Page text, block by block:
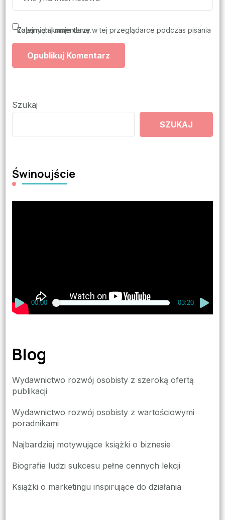
Zapamiętaj moje dane w tej przeglądarce podczas pisania kolejnych komentarzy.
Szukaj
SZUKAJ
Świnoujście
00:00 03:20
Blog
Wydawnictwo rozwój osobisty z szeroką ofertą
publikacji
Wydawnictwo rozwój osobisty z wartościowymi
poradnikami
Najbardziej motywujące książki o biznesie
Biografie ludzi sukcesu pełne cennych lekcji
Książki o marketingu inspirujące do działania